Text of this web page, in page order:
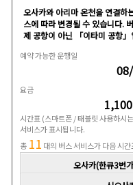
오사카와 아리마 온천을 연결하
스에 따라 변경될 수 있습니다.
제 공항이 아닌 「이타미 공항」
예약 가능한 운행일
요금
시간표 (스마트폰 / 태블릿 사용하시
서비스가 표시됩니다.
총 11 대의 버스 서비스가 다음 시
오사카(한큐3번